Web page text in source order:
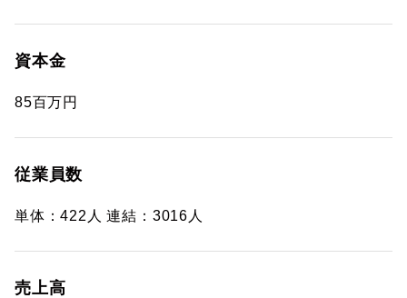
資本金
85百万円
従業員数
単体：422人 連結：3016人
売上高